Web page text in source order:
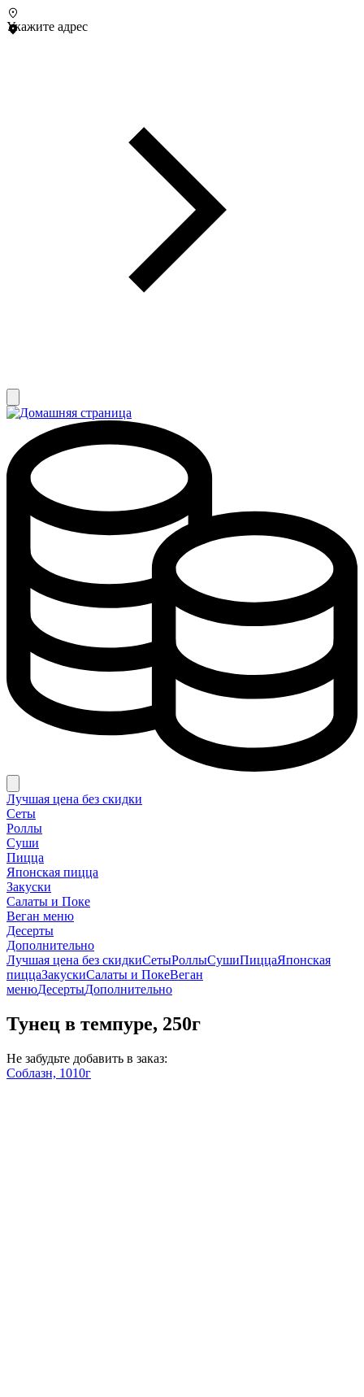
Укажите адрес
Лучшая цена без скидки
Сеты
Роллы
Суши
Пицца
Японская пицца
Закуски
Салаты и Поке
Веган меню
Десерты
Дополнительно
Лучшая цена без скидкиСетыРоллыСушиПиццаЯпонская
пиццаЗакускиСалаты и ПокеВеган
менюДесертыДополнительно
Тунец в темпуре, 250г
Не забудьте добавить в заказ:
Соблазн, 1010г